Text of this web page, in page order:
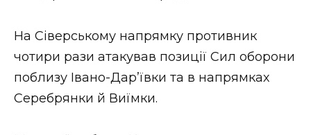
На Сіверському напрямку противник
чотири рази атакував позиції Сил оборони
поблизу Івано-Дар’ївки та в напрямках
Серебрянки й Виїмки.